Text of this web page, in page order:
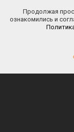
Продолжая
ознакомились и